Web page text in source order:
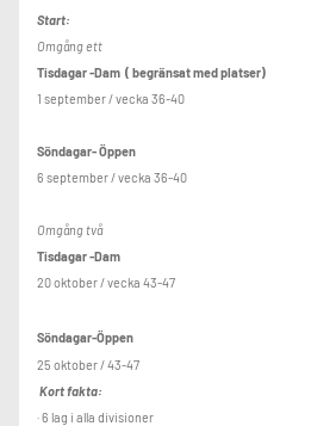
Start:
Omgång ett
Tisdagar -Dam ( begränsat med platser)
1 september / vecka 36-40
Söndagar- Öppen
6 september / vecka 36-40
Omgång två
Tisdagar -Dam
20 oktober / vecka 43-47
Söndagar-Öppen
25 oktober / 43-47
Kort fakta:
· 6 lag i alla divisioner